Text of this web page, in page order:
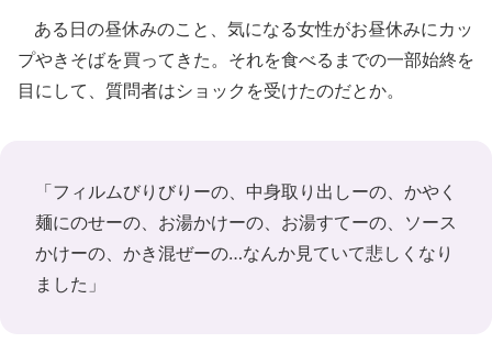
ある日の昼休みのこと、気になる女性がお昼休みにカッ
プやきそばを買ってきた。それを食べるまでの一部始終を
目にして、質問者はショックを受けたのだとか。
「フィルムびりびりーの、中身取り出しーの、かやく
麺にのせーの、お湯かけーの、お湯すてーの、ソース
かけーの、かき混ぜーの…なんか見ていて悲しくなり
ました」